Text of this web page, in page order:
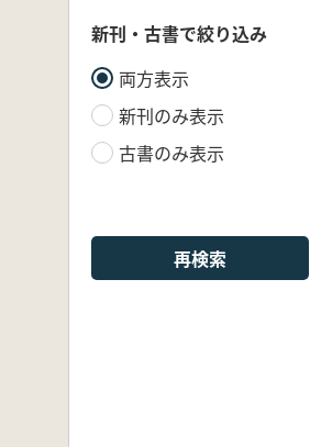
新刊・古書で絞り込み
両方表示
新刊のみ表示
古書のみ表示
再検索